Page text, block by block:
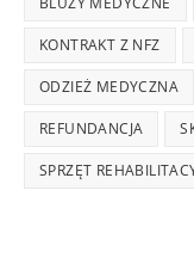
KONTRAKT Z NFZ
ODZIEŻ MEDYCZNA
REFUNDANCJA
SPRZĘT